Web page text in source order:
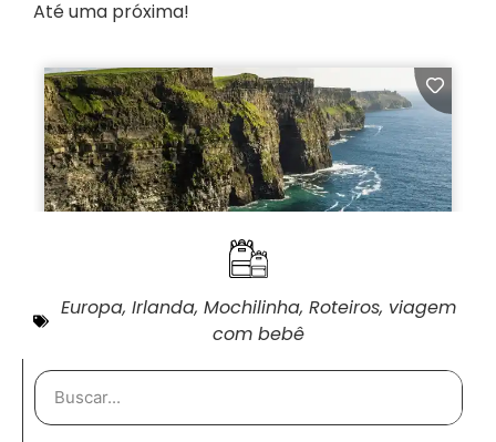
Até uma próxima!
Europa, Irlanda, Mochilinha, Roteiros, viagem
com bebê